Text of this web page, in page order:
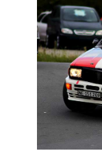
RALLYE
MONTAGNE
EVÈNEMENTS
CALENDRIER